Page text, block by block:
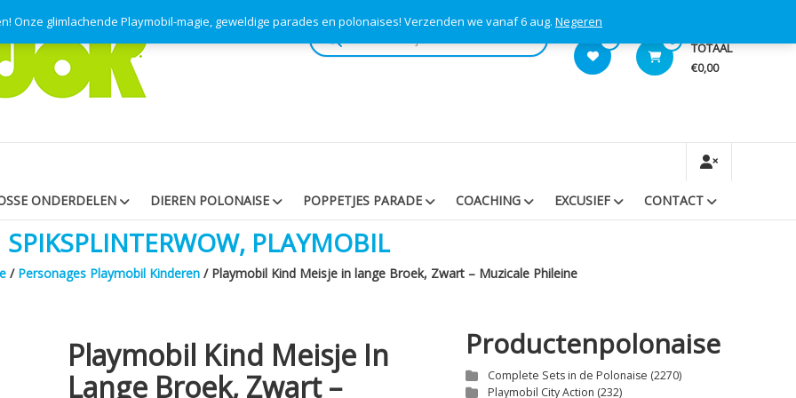
Onze glimlachende Playmobil-magie, geweldige parades en polonaises! Verzenden we vanaf 6 aug. Negeren
0 TOTAAL
€0,00
Producten
ONDERDELEN DIEREN POLONAISE POPPETJES PARADE COACHING EXCUSIEF CONTACT
SPIKSPLINTERWOW, PLAYMOBIL
/ Personages Playmobil Kinderen/ Playmobil Kind Meisje in lange Broek, Zwart – Muzicale Phileine
Playmobil Kind Meisje In
Lange Broek, Zwart –
Productenpolonaise
Complete Sets in de Polonaise (2270)
Playmobil City Action (232)